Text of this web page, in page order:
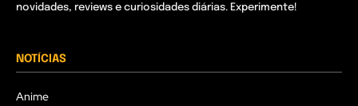
novidades, reviews e curiosidades diárias. Experimente!
NOTÍCIAS
Anime